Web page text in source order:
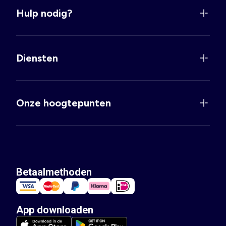
vest. Of maak er juist een stoere look van door het jurkje te combineren
met een imitatieleren bikerjack, perfect voor iedere gelegenheid!
Hulp nodig?
Diensten
Onze hoogtepunten
Betaalmethoden
App downloaden